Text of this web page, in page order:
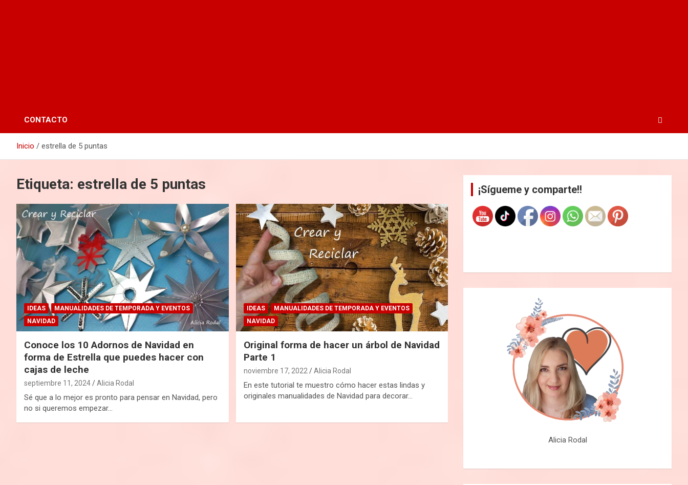
CONTACTO
Inicio estrella de 5 puntas
Etiqueta: estrella de 5 puntas
IDEAS
MANUALIDADES DE TEMPORADA Y EVENTOS
NAVIDAD
Conoce los 10 Adornos de Navidad en
forma de Estrella que puedes hacer con
cajas de leche
septiembre 11, 2024 Alicia Rodal
Sé que a lo mejor es pronto para pensar en Navidad, pero
no si queremos empezar…
IDEAS
MANUALIDADES DE TEMPORADA Y EVENTOS
NAVIDAD
Original forma de hacer un árbol de Navidad
Parte 1
noviembre 17, 2022 Alicia Rodal
En este tutorial te muestro cómo hacer estas lindas y
originales manualidades de Navidad para decorar…
¡Sígueme y comparte!!
Alicia Rodal